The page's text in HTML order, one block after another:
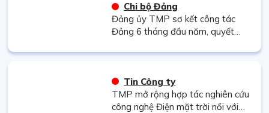
Chi bộ Đảng
Đảng ủy TMP sơ kết công tác
Đảng 6 tháng đầu năm, quyết
vụ năm 2026.
Tin Công ty
TMP mở rộng hợp tác nghiên cứu
công nghệ Điện mặt trời nổi với